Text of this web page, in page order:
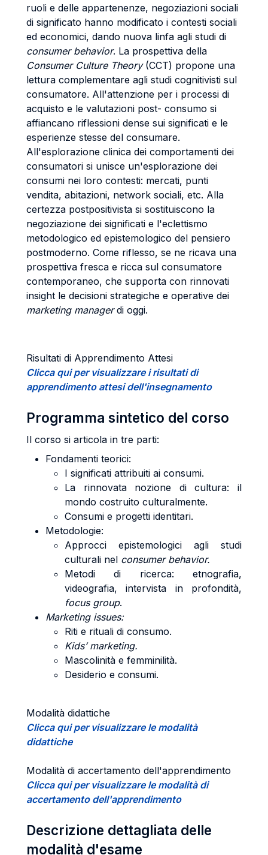
ruoli e delle appartenenze, negoziazioni sociali
di significato hanno modificato i contesti sociali
ed economici, dando nuova linfa agli studi di
consumer behavior. La prospettiva della
Consumer Culture Theory(CCT) propone una
lettura complementare agli studi cognitivisti sul
consumatore. All'attenzione per i processi di
acquisto e le valutazioni post- consumo si
affiancano riflessioni dense sui significati e le
esperienze stesse del consumare.
All'esplorazione clinica dei comportamenti dei
consumatori si unisce un'esplorazione dei
consumi nei loro contesti: mercati, punti
vendita, abitazioni, network sociali, etc. Alla
certezza postpositivista si sostituiscono la
negoziazione dei significati e l'eclettismo
metodologico ed epistemologico del pensiero
postmoderno. Come riflesso, se ne ricava una
prospettiva fresca e ricca sul consumatore
contemporaneo, che supporta con rinnovati
insight le decisioni strategiche e operative dei
marketing managerdi oggi.
Risultati di Apprendimento Attesi
Clicca qui per visualizzare i risultati di
apprendimento attesi dell'insegnamento
Programma sintetico del corso
Il corso si articola in tre parti:
Fondamenti teorici:
I significati attribuiti ai consumi.
La rinnovata nozione di cultura: il
mondo costruito culturalmente.
Consumi e progetti identitari.
Metodologie:
Approcci epistemologici agli studi
culturali nel consumer behavior.
Metodi di ricerca: etnografia,
videografia, intervista in profondità,
focus group.
Marketing issues:
Riti e rituali di consumo.
Kids’ marketing.
Mascolinità e femminilità.
Desiderio e consumi.
Modalità didattiche
Clicca qui per visualizzare le modalità
didattiche
Modalità di accertamento dell'apprendimento
Clicca qui per visualizzare le modalità di
accertamento dell'apprendimento
Descrizione dettagliata delle
modalità d'esame